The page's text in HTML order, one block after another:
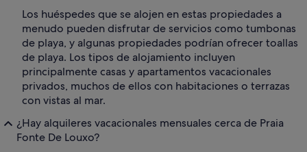
Los huéspedes que se alojen en estas propiedades a
menudo pueden disfrutar de servicios como tumbonas
de playa, y algunas propiedades podrían ofrecer toallas
de playa. Los tipos de alojamiento incluyen
principalmente casas y apartamentos vacacionales
privados, muchos de ellos con habitaciones o terrazas
con vistas al mar.
¿Hay alquileres vacacionales mensuales cerca de Praia
Fonte De Louxo?